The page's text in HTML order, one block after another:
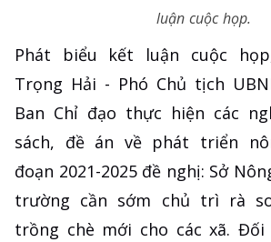
luận cuộc họp.
Phát biểu kết luận cuộc
Trọng Hải - Phó Chủ tịch
Ban Chỉ đạo thực hiện các
sách, đề án về phát triển
đoạn 2021-2025 đề nghị: Sở
trường cần sớm chủ trì rà
trồng chè mới cho các xã.